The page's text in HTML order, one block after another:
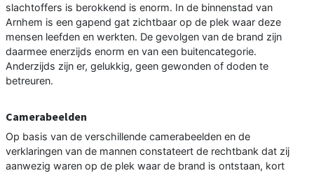
slachtoffers is berokkend is enorm. In de binnenstad van
Arnhem is een gapend gat zichtbaar op de plek waar deze
mensen leefden en werkten. De gevolgen van de brand zijn
daarmee enerzijds enorm en van een buitencategorie.
Anderzijds zijn er, gelukkig, geen gewonden of doden te
betreuren.
Camerabeelden
Op basis van de verschillende camerabeelden en de
verklaringen van de mannen constateert de rechtbank dat zij
aanwezig waren op de plek waar de brand is ontstaan, kort